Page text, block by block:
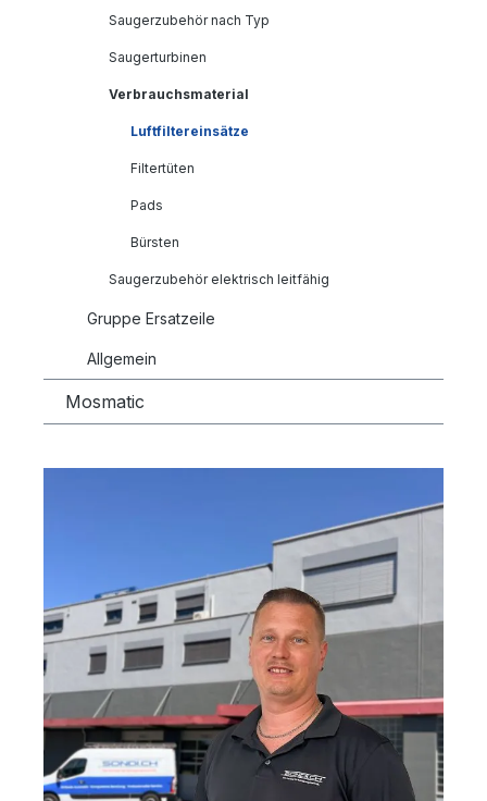
Saugerzubehör nach Typ
Saugerturbinen
Verbrauchsmaterial
Luftfiltereinsätze
Filtertüten
Pads
Bürsten
Saugerzubehör elektrisch leitfähig
Gruppe Ersatzeile
Allgemein
Mosmatic